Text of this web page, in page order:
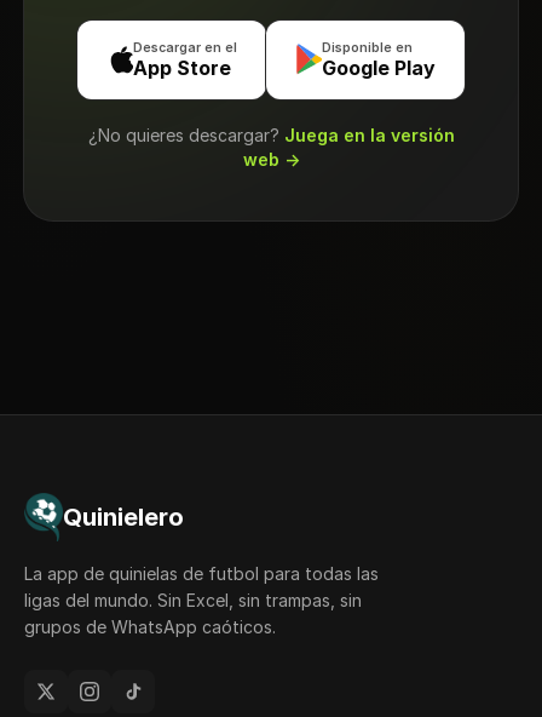
Descargar en el
App Store
Disponible en
Google Play
¿No quieres descargar? Juega en la versión
web →
Quinielero
La app de quinielas de futbol para todas las
ligas del mundo. Sin Excel, sin trampas, sin
grupos de WhatsApp caóticos.